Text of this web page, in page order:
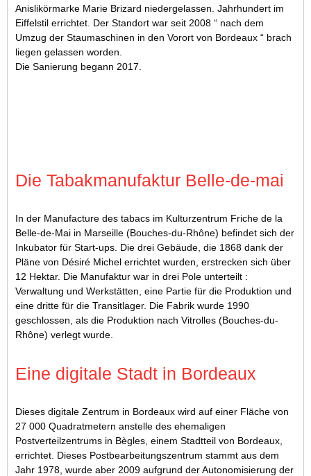
Anislikörmarke Marie Brizard niedergelassen. Jahrhundert im
Eiffelstil errichtet. Der Standort war seit 2008 “ nach dem
Umzug der Staumaschinen in den Vorort von Bordeaux “ brach
liegen gelassen worden.
Die Sanierung begann 2017.
Die Tabakmanufaktur Belle-de-mai
In der Manufacture des tabacs im Kulturzentrum Friche de la
Belle-de-Mai in Marseille (Bouches-du-Rhône) befindet sich der
Inkubator für Start-ups. Die drei Gebäude, die 1868 dank der
Pläne von Désiré Michel errichtet wurden, erstrecken sich über
12 Hektar. Die Manufaktur war in drei Pole unterteilt :
Verwaltung und Werkstätten, eine Partie für die Produktion und
eine dritte für die Transitlager. Die Fabrik wurde 1990
geschlossen, als die Produktion nach Vitrolles (Bouches-du-
Rhône) verlegt wurde.
Eine digitale Stadt in Bordeaux
Dieses digitale Zentrum in Bordeaux wird auf einer Fläche von
27 000 Quadratmetern anstelle des ehemaligen
Postverteilzentrums in Bègles, einem Stadtteil von Bordeaux,
errichtet. Dieses Postbearbeitungszentrum stammt aus dem
Jahr 1978, wurde aber 2009 aufgrund der Autonomisierung der